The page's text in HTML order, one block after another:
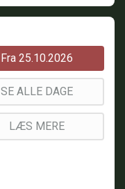
Fra 25.10.2026
SE ALLE DAGE
LÆS MERE